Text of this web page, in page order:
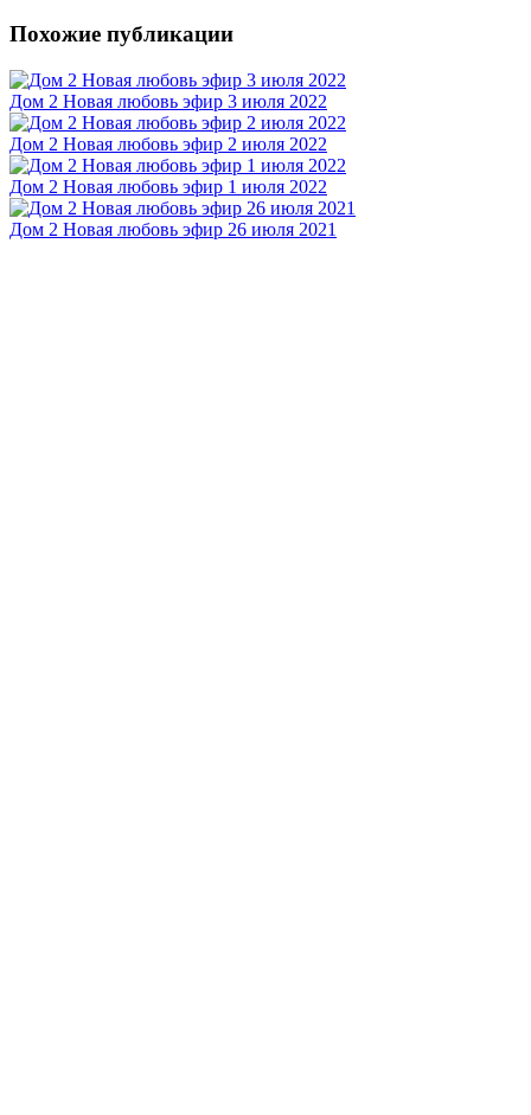
Похожие публикации
Дом 2 Новая любовь эфир 3 июля 2022
Дом 2 Новая любовь эфир 2 июля 2022
Дом 2 Новая любовь эфир 1 июля 2022
Дом 2 Новая любовь эфир 26 июля 2021